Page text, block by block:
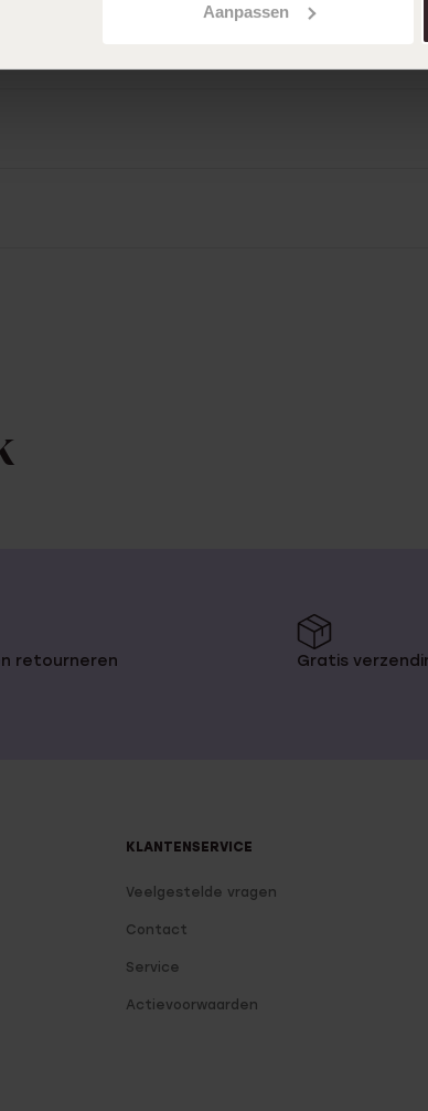
Aanpassen
retourneren Gratis
KLANTENSERVICE
Veelgestelde vragen
Contact
Service
Actievoorwaarden